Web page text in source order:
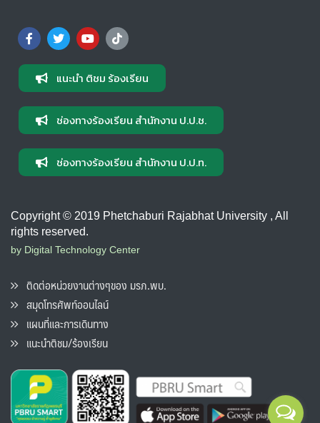
แนะนำ ติชม ร้องเรียน
ช่องทางร้องเรียน สำนักงาน ป.ป.ช.
ช่องทางร้องเรียน สำนักงาน ป.ป.ท.
Copyright © 2019 Phetchaburi Rajabhat University , All
rights reserved.
by Digital Technology Center
ติดต่อหน่วยงานต่างๆของ มรภ.พบ.
สมุดโทรศัพท์ออนไลน์
แผนที่และการเดินทาง
แนะนำติชม/ร้องเรียน